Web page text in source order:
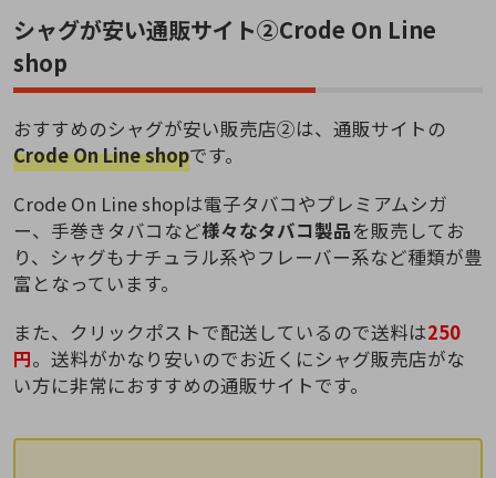
シャグが安い通販サイト②Crode On Line
shop
おすすめのシャグが安い販売店②は、通販サイトの
Crode On Line shopです。
Crode On Line shopは電子タバコやプレミアムシガ
ー、手巻きタバコなど様々なタバコ製品を販売してお
り、シャグもナチュラル系やフレーバー系など種類が豊
富となっています。
また、クリックポストで配送しているので送料は250
円。送料がかなり安いのでお近くにシャグ販売店がな
い方に非常におすすめの通販サイトです。